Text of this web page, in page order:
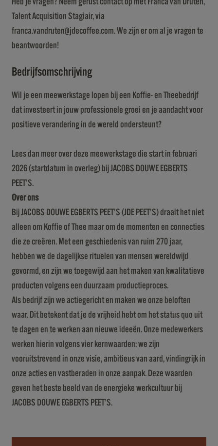
Talent Acquisition Stagiair, via
franca.vandruten@jdecoffee.com. We zijn er om al je vragen te
beantwoorden!
Bedrijfsomschrijving
Wil je een meewerkstage lopen bij een Koffie- en Theebedrijf
dat investeert in jouw professionele groei en je aandacht voor
positieve verandering in de wereld ondersteunt?
Lees dan meer over deze meewerkstage die start in februari
2026 (startdatum in overleg) bij JACOBS DOUWE EGBERTS
PEET’S.
Over ons
Bij JACOBS DOUWE EGBERTS PEET’S (JDE PEET’S) draait het niet
alleen om Koffie of Thee maar om de momenten en connecties
die ze creëren. Met een geschiedenis van ruim 270 jaar,
hebben we de dagelijkse rituelen van mensen wereldwijd
gevormd, en zijn we toegewijd aan het maken van kwalitatieve
producten volgens een duurzaam productieproces.
Als bedrijf zijn we actiegericht en maken we onze beloften
waar. Dit betekent dat je de vrijheid hebt om het status quo uit
te dagen en te werken aan nieuwe ideeën. Onze medewerkers
werken hierin volgens vier kernwaarden: we zijn
vooruitstrevend in onze visie, ambitieus van aard, vindingrijk in
onze acties en vastberaden in onze aanpak. Deze waarden
geven het beste beeld van de energieke werkcultuur bij
JACOBS DOUWE EGBERTS PEET’S.